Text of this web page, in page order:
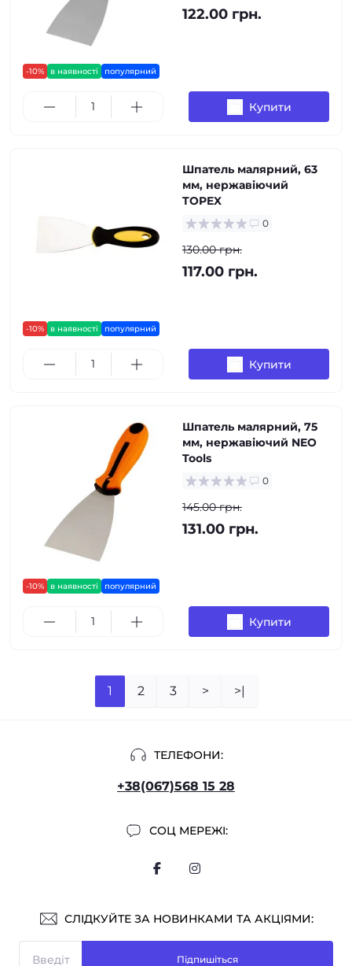
-10% в наявності популярний
122.00 грн.
Купити
-10% в наявності популярний
Шпатель малярний, 63
мм, нержавіючий
TOPEX
0
130.00 грн.
117.00 грн.
Купити
-10% в наявності популярний
Шпатель малярний, 75
мм, нержавіючий NEO
Tools
0
145.00 грн.
131.00 грн.
Купити
1 2 3 > >|
ТЕЛЕФОНИ:
+38(067)568 15 28
СОЦ МЕРЕЖІ:
СЛІДКУЙТЕ ЗА НОВИНКАМИ ТА АКЦІЯМИ:
Підпишіться